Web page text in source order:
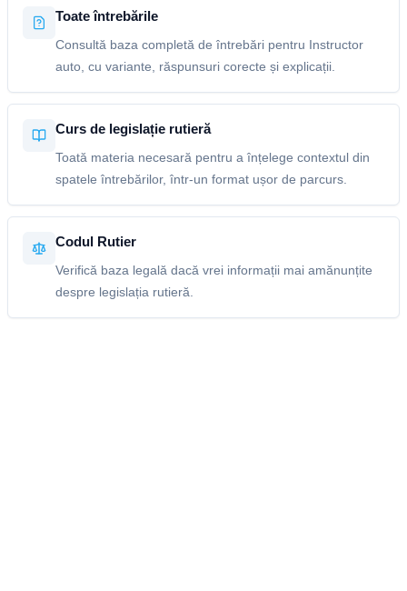
Toate întrebările
Consultă baza completă de întrebări pentru Instructor
auto, cu variante, răspunsuri corecte și explicații.
Curs de legislație rutieră
Toată materia necesară pentru a înțelege contextul din
spatele întrebărilor, într-un format ușor de parcurs.
Codul Rutier
Verifică baza legală dacă vrei informații mai amănunțite
despre legislația rutieră.